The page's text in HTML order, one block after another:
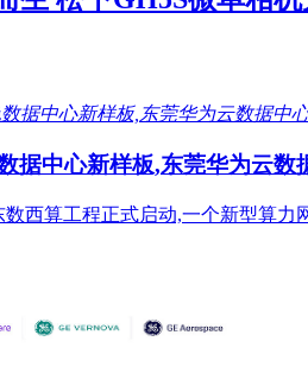
据中心新样板,东莞华为云数
数西算工程正式启动,一个新型算